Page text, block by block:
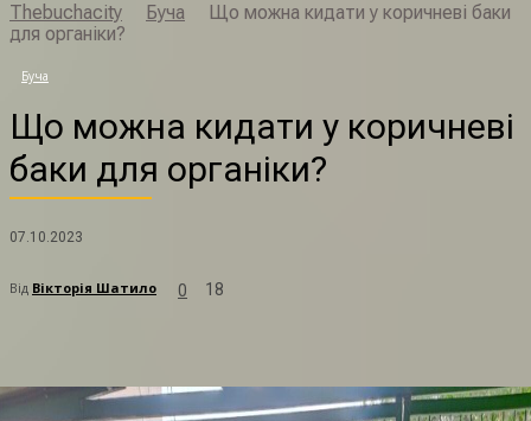
Thebuchacity Буча
Що можна кидати у коричневі баки
для органіки?
Буча
Що можна кидати у коричневі
баки для органіки?
07.10.2023
Від Вікторія Шатило 0 18